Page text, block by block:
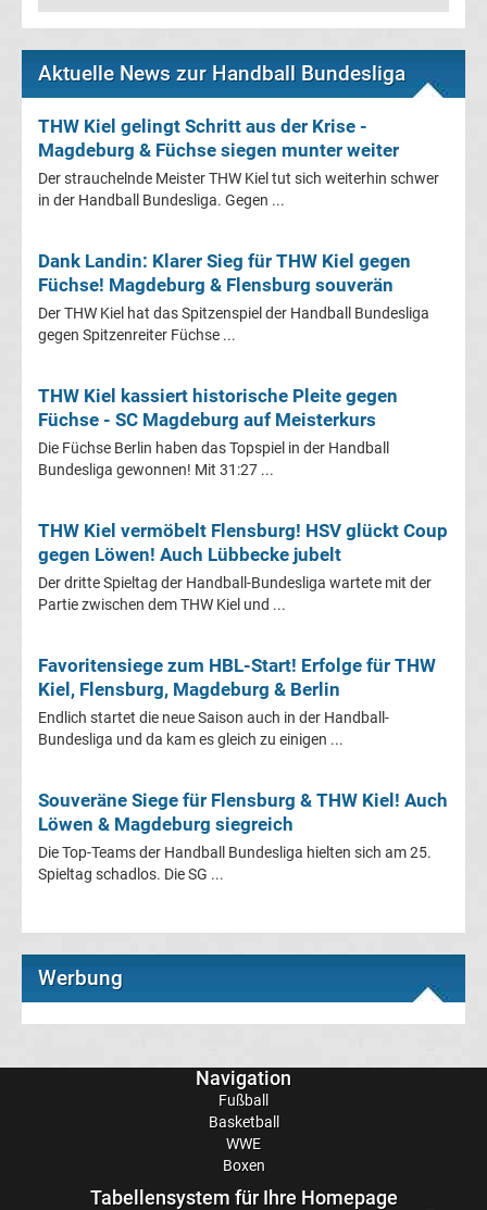
Liga
Tabelle
Premier
League
Premier
League
Frauen
Frauen
1
Ergebnisse
1
Tabelle
Ergebnisse
Aktuelle News zur Handball Bundesliga
THW Kiel gelingt Schritt aus der Krise -
Magdeburg & Füchse siegen munter weiter
Der strauchelnde Meister THW Kiel tut sich weiterhin schwer
in der Handball Bundesliga. Gegen ...
Dank Landin: Klarer Sieg für THW Kiel gegen
Füchse! Magdeburg & Flensburg souverän
Der THW Kiel hat das Spitzenspiel der Handball Bundesliga
gegen Spitzenreiter Füchse ...
THW Kiel kassiert historische Pleite gegen
Füchse - SC Magdeburg auf Meisterkurs
Die Füchse Berlin haben das Topspiel in der Handball
Bundesliga gewonnen! Mit 31:27 ...
THW Kiel vermöbelt Flensburg! HSV glückt Coup
gegen Löwen! Auch Lübbecke jubelt
Der dritte Spieltag der Handball-Bundesliga wartete mit der
Partie zwischen dem THW Kiel und ...
Favoritensiege zum HBL-Start! Erfolge für THW
Kiel, Flensburg, Magdeburg & Berlin
Endlich startet die neue Saison auch in der Handball-
Bundesliga und da kam es gleich zu einigen ...
Souveräne Siege für Flensburg & THW Kiel! Auch
Löwen & Magdeburg siegreich
Die Top-Teams der Handball Bundesliga hielten sich am 25.
Spieltag schadlos. Die SG ...
Werbung
Navigation
Fußball
Basketball
WWE
Boxen
Tabellensystem für Ihre Homepage